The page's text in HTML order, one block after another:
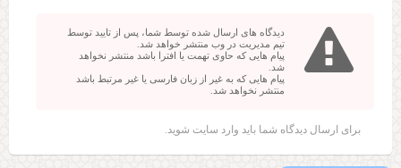
دیدگاه های ارسال شده توسط شما، پس از تایید توسط
تیم مدیریت در وب منتشر خواهد شد.
پیام هایی که حاوی تهمت یا افترا باشد منتشر نخواهد
شد.
پیام هایی که به غیر از زبان فارسی یا غیر مرتبط باشد
منتشر نخواهد شد.
برای ارسال دیدگاه شما باید وارد سایت شوید.